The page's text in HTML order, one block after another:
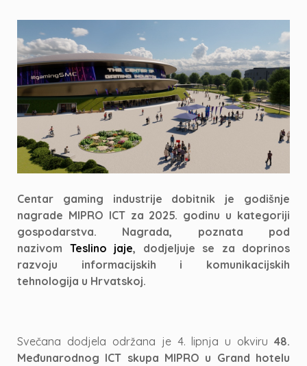
Centar gaming industrije dobitnik je godišnje
nagrade MIPRO ICT za 2025. godinu u kategoriji
gospodarstva. Nagrada, poznata pod
nazivom Teslino jaje, dodjeljuje se za doprinos
razvoju informacijskih i komunikacijskih
tehnologija u Hrvatskoj.
Svečana dodjela održana je 4. lipnja u okviru 48.
Međunarodnog ICT skupa MIPRO u Grand hotelu